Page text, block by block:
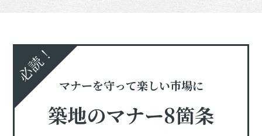
必読！
マナーを守って楽しい市場に
築地のマナー8箇条